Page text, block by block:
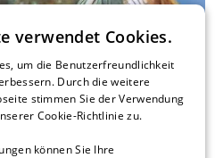
passenden Urlauber
oder Ihre
verwendet Cookies.
um die Benutzerfreundlichkeit
Durch die weitere
stimmen Sie der Verwendung
Cookie-Richtlinie zu.
können Sie Ihre